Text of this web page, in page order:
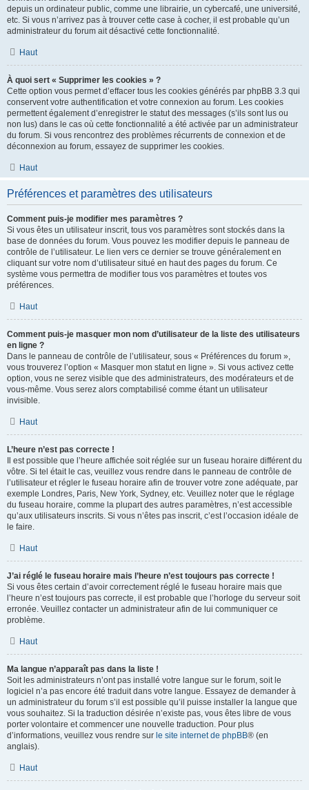
depuis un ordinateur public, comme une librairie, un cybercafé, une université,
etc. Si vous n’arrivez pas à trouver cette case à cocher, il est probable qu’un
administrateur du forum ait désactivé cette fonctionnalité.
Haut
À quoi sert « Supprimer les cookies » ?
Cette option vous permet d’effacer tous les cookies générés par phpBB 3.3 qui
conservent votre authentification et votre connexion au forum. Les cookies
permettent également d’enregistrer le statut des messages (s’ils sont lus ou
non lus) dans le cas où cette fonctionnalité a été activée par un administrateur
du forum. Si vous rencontrez des problèmes récurrents de connexion et de
déconnexion au forum, essayez de supprimer les cookies.
Haut
Préférences et paramètres des utilisateurs
Comment puis-je modifier mes paramètres ?
Si vous êtes un utilisateur inscrit, tous vos paramètres sont stockés dans la
base de données du forum. Vous pouvez les modifier depuis le panneau de
contrôle de l’utilisateur. Le lien vers ce dernier se trouve généralement en
cliquant sur votre nom d’utilisateur situé en haut des pages du forum. Ce
système vous permettra de modifier tous vos paramètres et toutes vos
préférences.
Haut
Comment puis-je masquer mon nom d’utilisateur de la liste des utilisateurs
en ligne ?
Dans le panneau de contrôle de l’utilisateur, sous « Préférences du forum »,
vous trouverez l’option « Masquer mon statut en ligne ». Si vous activez cette
option, vous ne serez visible que des administrateurs, des modérateurs et de
vous-même. Vous serez alors comptabilisé comme étant un utilisateur
invisible.
Haut
L’heure n’est pas correcte !
Il est possible que l’heure affichée soit réglée sur un fuseau horaire différent du
vôtre. Si tel était le cas, veuillez vous rendre dans le panneau de contrôle de
l’utilisateur et régler le fuseau horaire afin de trouver votre zone adéquate, par
exemple Londres, Paris, New York, Sydney, etc. Veuillez noter que le réglage
du fuseau horaire, comme la plupart des autres paramètres, n’est accessible
qu’aux utilisateurs inscrits. Si vous n’êtes pas inscrit, c’est l’occasion idéale de
le faire.
Haut
J’ai réglé le fuseau horaire mais l’heure n’est toujours pas correcte !
Si vous êtes certain d’avoir correctement réglé le fuseau horaire mais que
l’heure n’est toujours pas correcte, il est probable que l’horloge du serveur soit
erronée. Veuillez contacter un administrateur afin de lui communiquer ce
problème.
Haut
Ma langue n’apparaît pas dans la liste !
Soit les administrateurs n’ont pas installé votre langue sur le forum, soit le
logiciel n’a pas encore été traduit dans votre langue. Essayez de demander à
un administrateur du forum s’il est possible qu’il puisse installer la langue que
vous souhaitez. Si la traduction désirée n’existe pas, vous êtes libre de vous
porter volontaire et commencer une nouvelle traduction. Pour plus
d’informations, veuillez vous rendre sur le site internet de phpBB® (en
anglais).
Haut